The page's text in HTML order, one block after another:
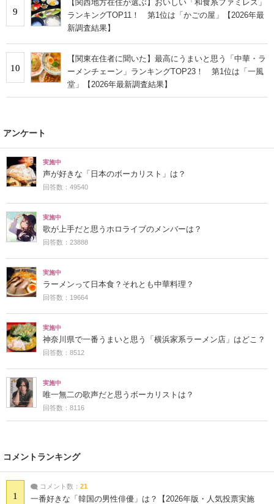
9
【関西地方在住が選ぶ】おいしい「和食系ファミレス」
ランキングTOP11！ 第1位は「かごの屋」【2026年最
新調査結果】
10
【関東在住者に聞いた】最高にうまいと思う「中華・ラ
ーメンチェーン」ランキングTOP23！ 第1位は「一風
堂」【2026年最新調査結果】
アンケート
実施中
声が好きな「日本のボーカリスト」は？
回答数：49540
実施中
歌が上手だと思うホロライブのメンバーは？
回答数：23888
実施中
ラーメンって日本食？それとも中華料理？
回答数：19664
実施中
神奈川県で一番うまいと思う「横浜家系ラーメン店」はどこ？
回答数：8512
実施中
唯一無二の歌声だと思うボーカリストは？
回答数：8116
コメントランキング
1
コメント数： 21
一番好きな「韓国の男性俳優」は？【2026年版・人気投票実施